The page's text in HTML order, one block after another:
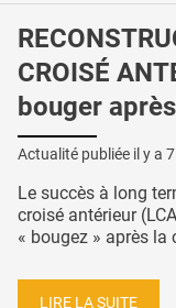
CROISÉ
bouger
Actualité publiée il y a
Le succès à long
croisé antérieur
« bougez » après la
LIRE LA SUITE